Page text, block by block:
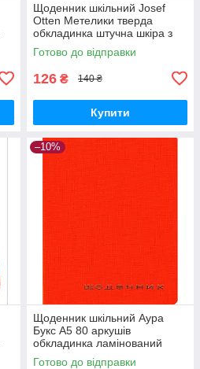
Щоденник шкільний Josef
Otten Метелики тверда
обкладинка штучна шкіра з
УФ лаком (2020-18D)
Готово до відправки
126 ₴ 140 ₴
Купити
–10%
Щоденник шкільний Аура
Букс А5 80 аркушів
обкладинка ламінований
картон
Готово до відправки